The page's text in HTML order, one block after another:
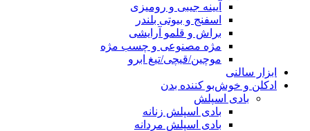
آیینه جیبی و رومیزی
اسفنج و بیوتی بلندر
براش و قلمو آرایشی
مژه مصنوعی و چسب مژه
موچین/قیچی/تیغ ابرو
ابزار سالنی
ادکلن و خوش‌بو کننده بدن
بادی اسپلش
بادی اسپلش زنانه
بادی اسپلش مردانه